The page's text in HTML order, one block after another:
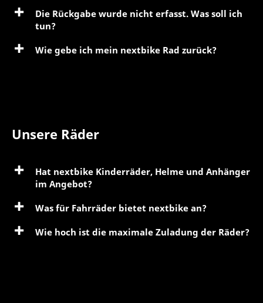
Die Rückgabe wurde nicht erfasst. Was soll ich
tun?
Wie gebe ich mein nextbike Rad zurück?
Unsere Räder
Hat nextbike Kinderräder, Helme und Anhänger
im Angebot?
Was für Fahrräder bietet nextbike an?
Wie hoch ist die maximale Zuladung der Räder?